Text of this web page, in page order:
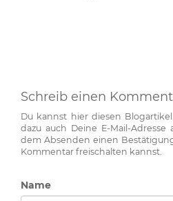
Schreib einen
Du kannst hier diesen
dazu auch Deine E-Mail-
dem Absenden einen
Kommentar freischalten kannst.
Name